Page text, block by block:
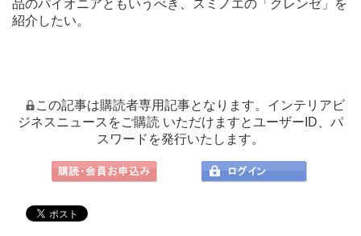
品のパイオニアともいうべき、スミノエの「クレンゼ」を
紹介したい。
この記事は購読者専用記事となります。インテリアビ
ジネスニュースをご購読 いただけますとユーザーID、パ
スワードを発行いたします。